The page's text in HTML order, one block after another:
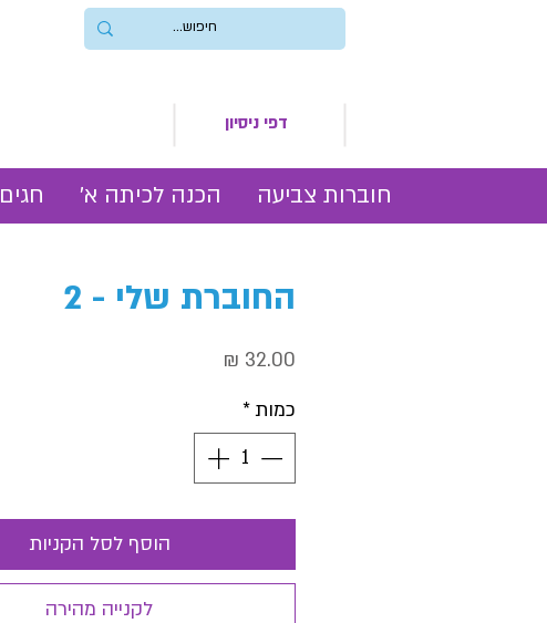
חוברות צביעה הכנה לכיתה א׳ חגים
דפי ניסיון
החוברת שלי - 2
כמות*
הוסף לסל הקניות
לקנייה מהירה